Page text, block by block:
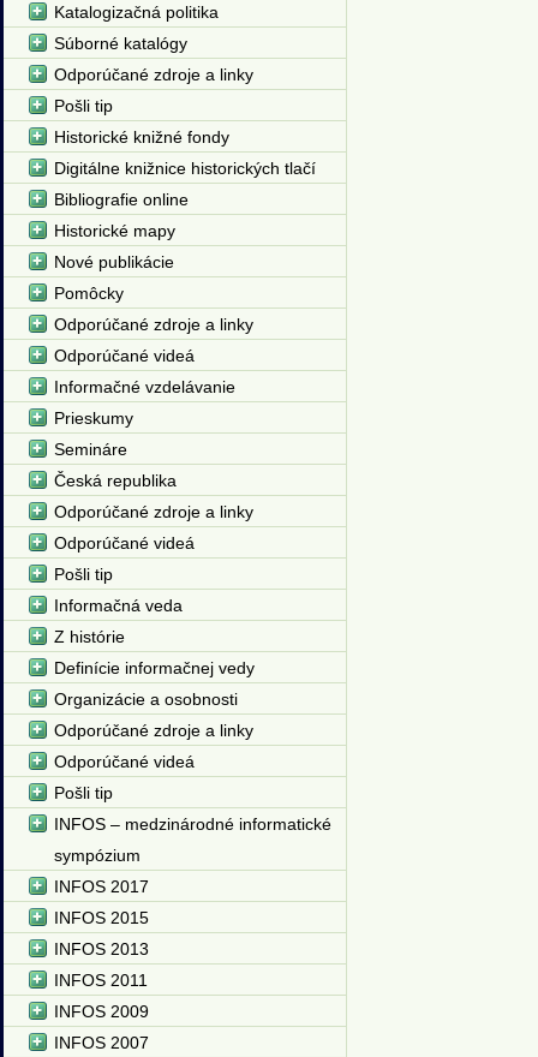
Katalogizačná politika
Súborné katalógy
Odporúčané zdroje a linky
Pošli tip
Historické knižné fondy
Digitálne knižnice historických tlačí
Bibliografie online
Historické mapy
Nové publikácie
Pomôcky
Odporúčané zdroje a linky
Odporúčané videá
Informačné vzdelávanie
Prieskumy
Semináre
Česká republika
Odporúčané zdroje a linky
Odporúčané videá
Pošli tip
Informačná veda
Z histórie
Definície informačnej vedy
Organizácie a osobnosti
Odporúčané zdroje a linky
Odporúčané videá
Pošli tip
INFOS – medzinárodné informatické
sympózium
INFOS 2017
INFOS 2015
INFOS 2013
INFOS 2011
INFOS 2009
INFOS 2007